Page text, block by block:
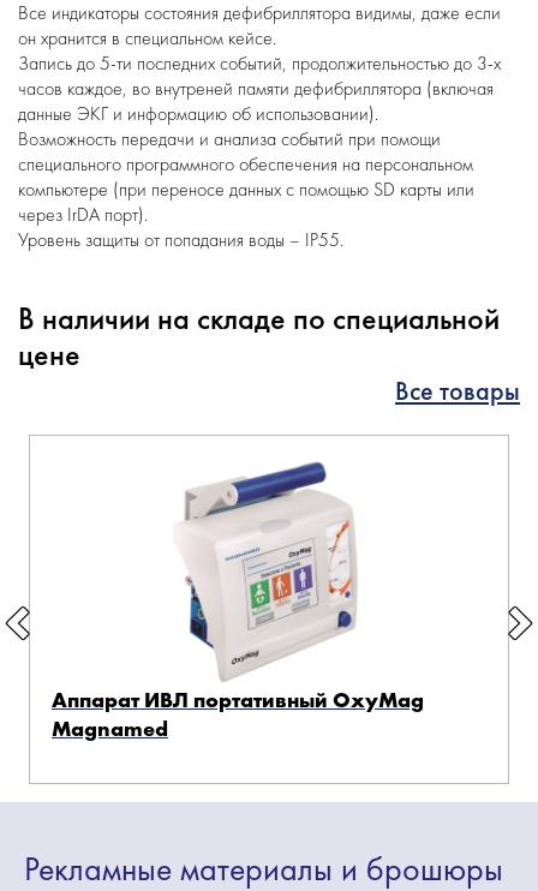
Все индикаторы состояния дефибриллятора видимы, даже если
он хранится в специальном кейсе.
Запись до 5-ти последних событий, продолжительностью до 3-х
часов каждое, во внутреней памяти дефибриллятора (включая
данные ЭКГ и информацию об использовании).
Возможность передачи и анализа событий при помощи
специального программного обеспечения на персональном
компьютере (при переносе данных с помощью SD карты или
через IrDA порт).
Уровень защиты от попадания воды – IP55.
В наличии на складе по специальной
цене
Все товары
Аппарат ИВЛ портативный OxyMag
Magnamed
Рекламные материалы и брошюры